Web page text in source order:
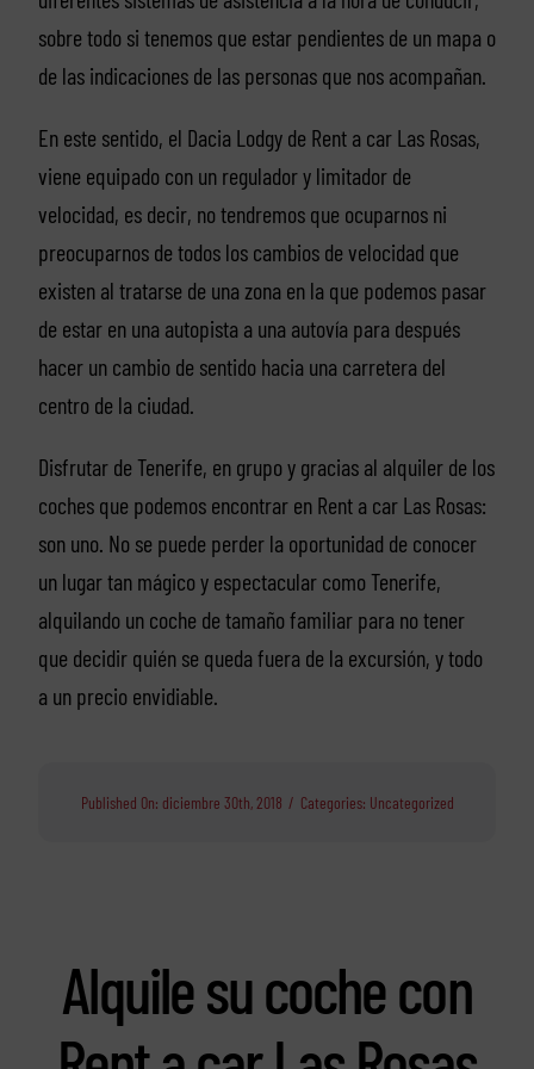
sobre todo si tenemos que estar pendientes de un mapa o
de las indicaciones de las personas que nos acompañan.
En este sentido, el Dacia Lodgy de Rent a car Las Rosas,
viene equipado con un regulador y limitador de
velocidad, es decir, no tendremos que ocuparnos ni
preocuparnos de todos los cambios de velocidad que
existen al tratarse de una zona en la que podemos pasar
de estar en una autopista a una autovía para después
hacer un cambio de sentido hacia una carretera del
centro de la ciudad.
Disfrutar de Tenerife, en grupo y gracias al alquiler de los
coches que podemos encontrar en Rent a car Las Rosas:
son uno. No se puede perder la oportunidad de conocer
un lugar tan mágico y espectacular como Tenerife,
alquilando un coche de tamaño familiar para no tener
que decidir quién se queda fuera de la excursión, y todo
a un precio envidiable.
Published On: diciembre 30th, 2018 / Categories: Uncategorized
Alquile su coche con